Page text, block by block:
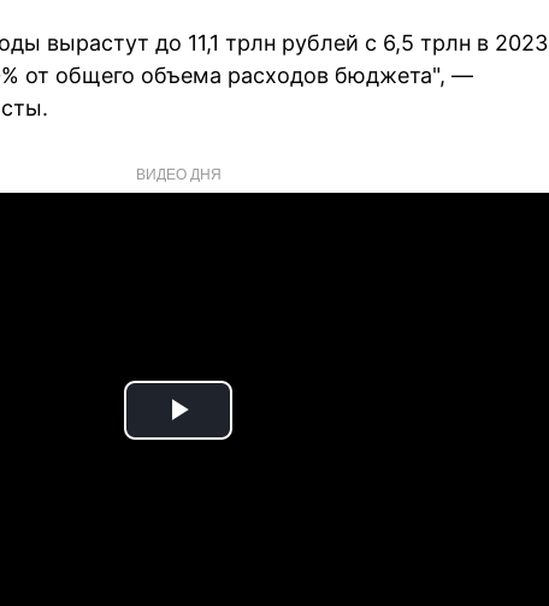
вырастут до 11,1 трлн рублей с 6,5 трлн в 2023
от общего объема расходов бюджета", —
ВИДЕО ДНЯ
Play